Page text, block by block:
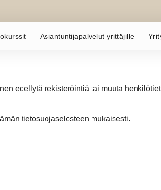
Asiantuntijapalvelut yrittäjille
edellytä rekisteröintiä tai muuta
tietosuojaselosteen mukaisesti.